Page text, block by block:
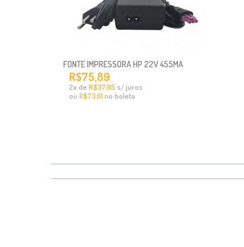
FONTE IMPRESSORA HP 22V 455MA
R$75,89
2x de R$37,95 s/ juros
ou R$73,61 no boleto